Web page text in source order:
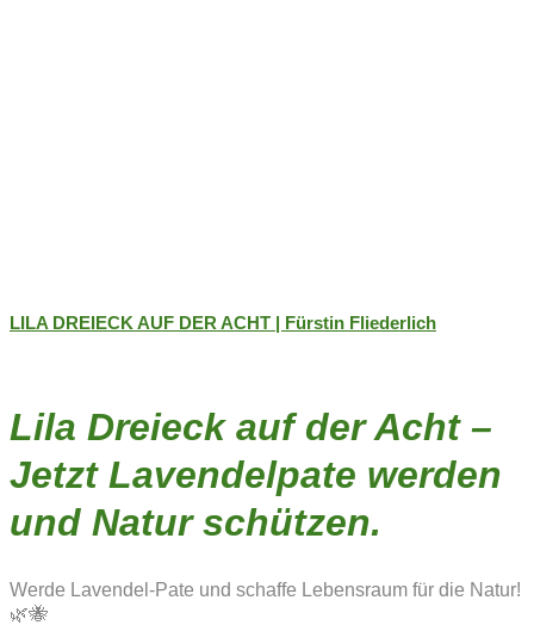
LILA DREIECK AUF DER ACHT | Fürstin Fliederlich
Lila Dreieck auf der Acht –
Jetzt Lavendelpate werden
und Natur schützen.
Werde Lavendel-Pate und schaffe Lebensraum für die Natur!
🌿🐝